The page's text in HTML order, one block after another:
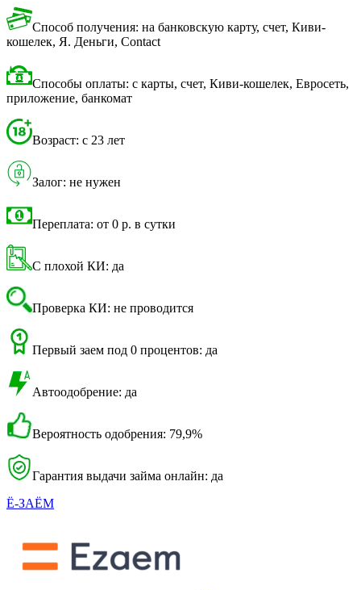
Способ получения: на банковскую карту, счет, Киви-
кошелек, Я. Деньги, Contact
Способы оплаты: с карты, счет, Киви-кошелек, Евросеть,
приложение, банкомат
Возраст: с 23 лет
Залог: не нужен
Переплата: от 0 р. в сутки
С плохой КИ: да
Проверка КИ: не проводится
Первый заем под 0 процентов: да
Автоодобрение: да
Вероятность одобрения: 79,9%
Гарантия выдачи займа онлайн: да
Ё-ЗАЁМ